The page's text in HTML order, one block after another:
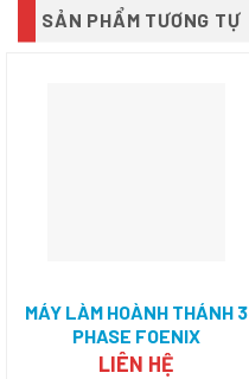
SẢN PHẨM TƯƠNG TỰ
MÁY LÀM HOÀNH THÁNH 3
PHASE FOENIX
ENGINEERING
LIÊN HỆ